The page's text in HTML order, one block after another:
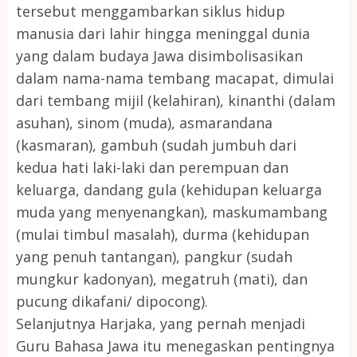
tersebut menggambarkan siklus hidup
manusia dari lahir hingga meninggal dunia
yang dalam budaya Jawa disimbolisasikan
dalam nama-nama tembang macapat, dimulai
dari tembang mijil (kelahiran), kinanthi (dalam
asuhan), sinom (muda), asmarandana
(kasmaran), gambuh (sudah jumbuh dari
kedua hati laki-laki dan perempuan dan
keluarga, dandang gula (kehidupan keluarga
muda yang menyenangkan), maskumambang
(mulai timbul masalah), durma (kehidupan
yang penuh tantangan), pangkur (sudah
mungkur kadonyan), megatruh (mati), dan
pucung dikafani/ dipocong).
Selanjutnya Harjaka, yang pernah menjadi
Guru Bahasa Jawa itu menegaskan pentingnya